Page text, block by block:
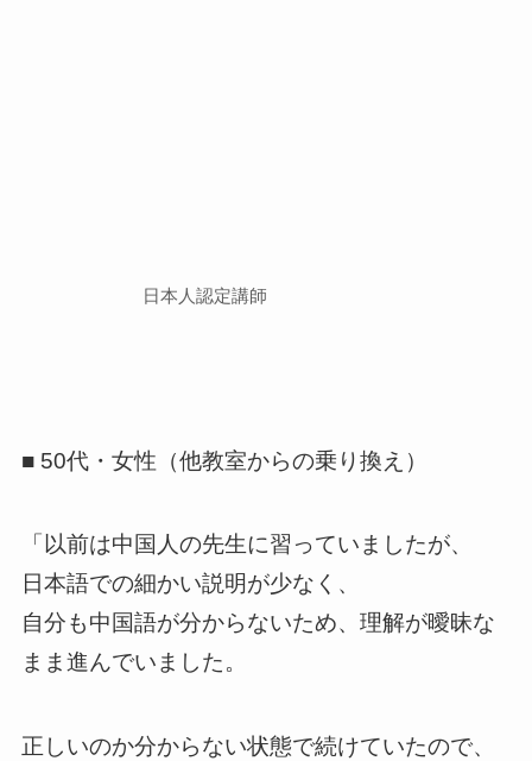
日本人認定講師
■ 50代・女性（他教室からの乗り換え）
「以前は中国人の先生に習っていましたが、
日本語での細かい説明が少なく、
自分も中国語が分からないため、理解が曖昧な
まま進んでいました。
正しいのか分からない状態で続けていたので、